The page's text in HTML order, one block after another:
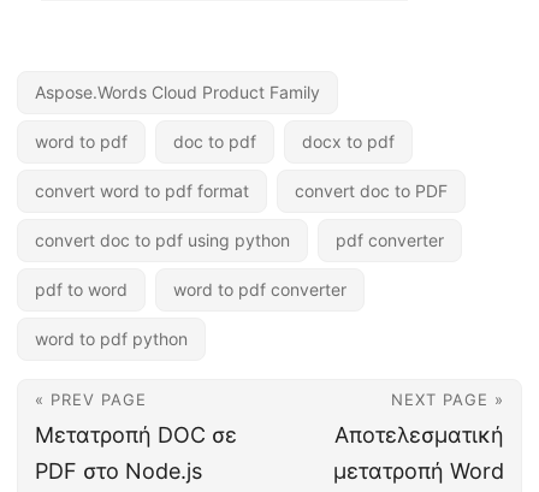
Aspose.Words Cloud Product Family
word to pdf doc to pdf docx to pdf
convert word to pdf format convert doc to PDF
convert doc to pdf using python pdf converter
pdf to word word to pdf converter
word to pdf python
« PREV PAGE
Μετατροπή DOC σε
PDF στο Node.js
NEXT PAGE »
Αποτελεσματική
μετατροπή Word